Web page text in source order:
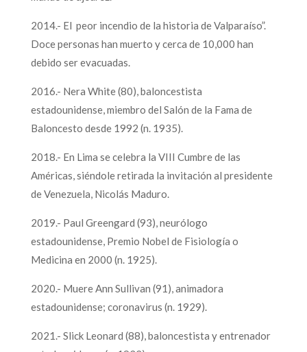
2014.- El peor incendio de la historia de Valparaíso”.
Doce personas han muerto y cerca de 10,000 han
debido ser evacuadas.
2016.- Nera White (80), baloncestista
estadounidense, miembro del Salón de la Fama de
Baloncesto desde 1992 (n. 1935).
2018.- En Lima se celebra la VIII Cumbre de las
Américas, siéndole retirada la invitación al presidente
de Venezuela, Nicolás Maduro.
2019.- Paul Greengard (93), neurólogo
estadounidense, Premio Nobel de Fisiología o
Medicina en 2000 (n. 1925).
2020.- Muere Ann Sullivan (91), animadora
estadounidense; coronavirus (n. 1929).
2021.- Slick Leonard (88), baloncestista y entrenador